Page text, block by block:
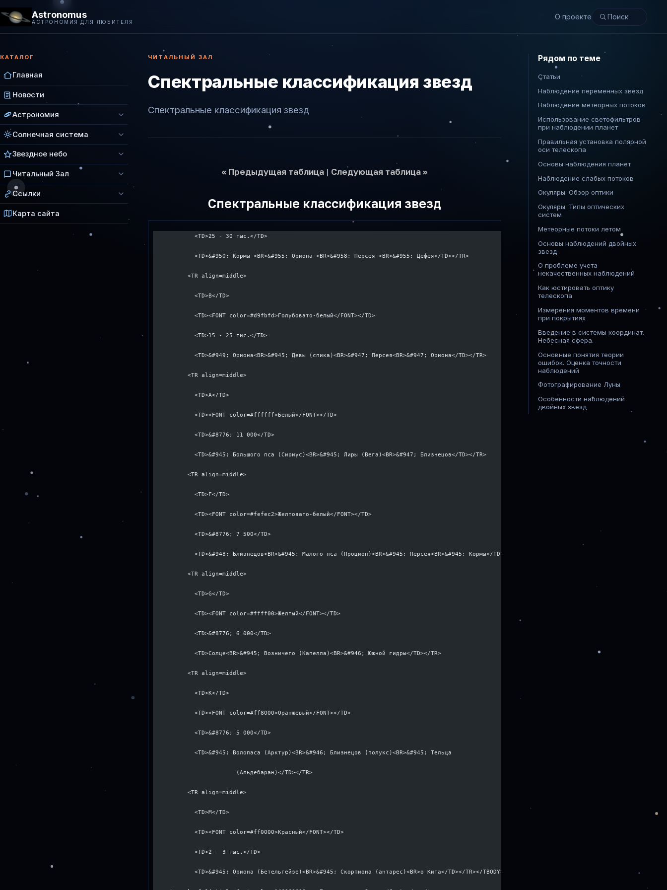
Astronomus
АСТРОНОМИЯ ДЛЯ ЛЮБИТЕЛЯ
О проекте
КАТАЛОГ
Главная
Новости
Астрономия
Солнечная система
Звездное небо
Читальный Зал
Ссылки
Карта сайта
ЧИТАЛЬНЫЙ ЗАЛ
Спектральные классификация звезд
Спектральные классификация звезд
<< Предыдущая таблица | Следующая таблица >>
Спектральные классификация звезд
            <TD>25 - 30 тыс.</TD>
            <TD>&#950; Кормы <BR>&#955; Ориона <BR>&#958; Персея <BR>&#955; Цефея</TD></TR>
          <TR align=middle>
            <TD>В</TD>
            <TD><FONT color=#d9fbfd>Голубовато-белый</FONT></TD>
            <TD>15 - 25 тис.</TD>
            <TD>&#949; Ориона<BR>&#945; Девы (спика)<BR>&#947; Персея<BR>&#947; Ориона</TD></TR>
          <TR align=middle>
            <TD>А</TD>
            <TD><FONT color=#ffffff>Белый</FONT></TD>
            <TD>&#8776; 11 000</TD>
            <TD>&#945; Большого пса (Сириус)<BR>&#945; Лиры (Вега)<BR>&#947; Близнецов</TD></TR>
          <TR align=middle>
            <TD>F</TD>
            <TD><FONT color=#fefec2>Желтовато-белый</FONT></TD>
            <TD>&#8776; 7 500</TD>
            <TD>&#948; Близнецов<BR>&#945; Малого пса (Процион)<BR>&#945; Персея<BR>&#945; Кормы</TD></TR>
          <TR align=middle>
            <TD>G</TD>
            <TD><FONT color=#ffff00>Желтый</FONT></TD>
            <TD>&#8776; 6 000</TD>
            <TD>Солце<BR>&#945; Возничего (Капелла)<BR>&#946; Южной гидры</TD></TR>
          <TR align=middle>
            <TD>K</TD>
            <TD><FONT color=#ff8000>Оранжевый</FONT></TD>
            <TD>&#8776; 5 000</TD>
            <TD>&#945; Волопаса (Арктур)<BR>&#946; Близнецов (полукс)<BR>&#945; Тельца
			(Альдебаран)</TD></TR>
          <TR align=middle>
            <TD>M</TD>
            <TD><FONT color=#ff0000>Красный</FONT></TD>
            <TD>2 - 3 тыс.</TD>
            <TD>&#945; Ориона (Бетельгейзе)<BR>&#945; Скорпиона (антарес)<BR>о Кита</TD></TR></TBODY></TABLE></td></tr></table>
Рядом по теме
Статьи
Наблюдение переменных звезд
Наблюдение метеорных потоков
Использование светофильтров
при наблюдении планет
Правильная установка полярной
оси телескопа
Основы наблюдения планет
Наблюдение слабых потоков
Окуляры. Обзор оптики
Окуляры. Типы оптических
систем
Метеорные потоки летом
Основы наблюдений двойных
звезд
О проблеме учета
некачественных наблюдений
Как юстировать оптику
телескопа
Измерения моментов времени
при покрытиях
Введение в системы координат.
Небесная сфера.
Основные понятия теории
ошибок. Оценка точности
наблюдений
Фотографирование Луны
Особенности наблюдений
двойных звезд